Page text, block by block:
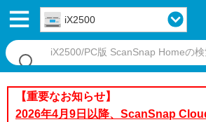
iX2500
【重要なお知らせ】
2026年4月9日以降、ScanSnap